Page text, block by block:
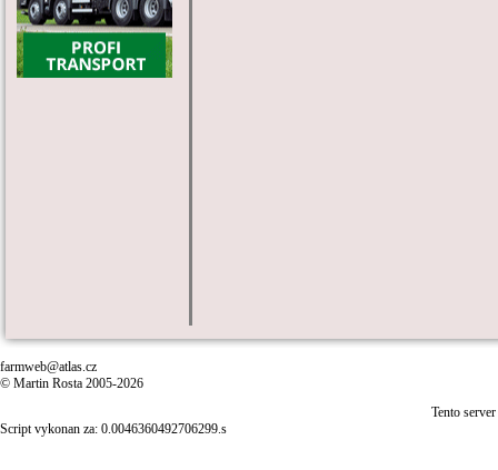
farmweb@atlas.cz
© Martin Rosta 2005-2026
Tento
Script vykonan za: 0.0046360492706299.s